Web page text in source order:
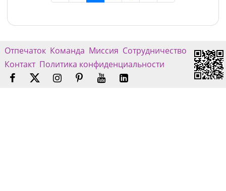
Отпечаток Команда Миссия Сотрудничество
Контакт Политика конфиденциальности